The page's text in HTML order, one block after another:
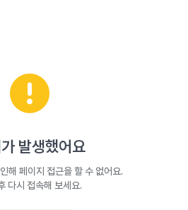
발생했어요
해 페이지 접근을 할 수 없어요.
다시 접속해 보세요.